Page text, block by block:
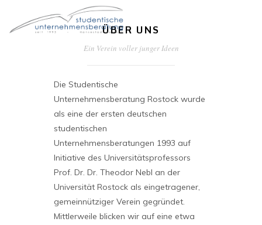
FÜR STUDIERENDE
FÜR UNTERNEHMEN
FÜR ALUMNI
ÜBER UNS
Ein Verein voller junger Ideen
Die Studentische
Unternehmensberatung Rostock wurde
als eine der ersten deutschen
studentischen
Unternehmensberatungen 1993 auf
Initiative des Universitätsprofessors
Prof. Dr. Dr. Theodor Nebl an der
Universität Rostock als eingetragener,
gemeinnütziger Verein gegründet.
Mittlerweile blicken wir auf eine etwa